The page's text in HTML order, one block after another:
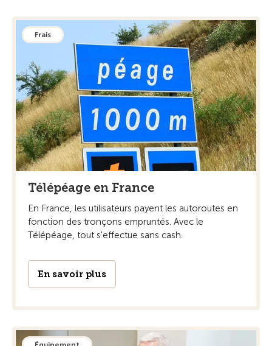
Frais
Télépéage en France
En France, les utilisateurs payent les autoroutes en
fonction des tronçons empruntés. Avec le
Télépéage, tout s'effectue sans cash.
En savoir plus